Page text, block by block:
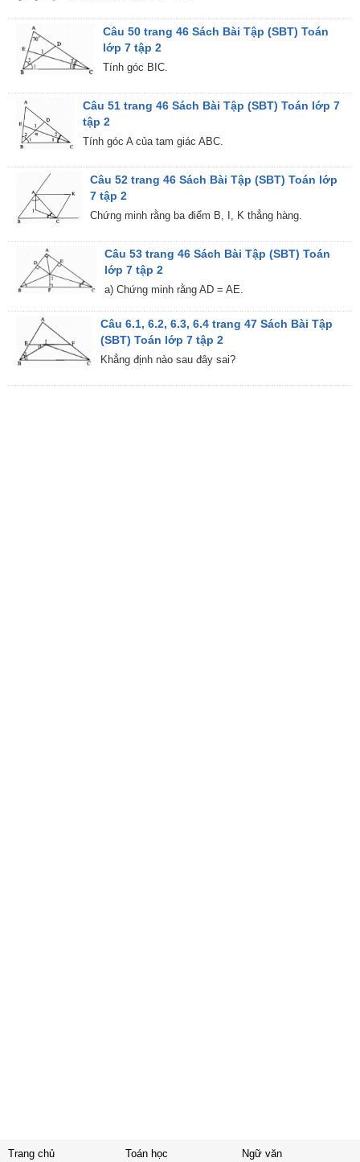
Câu 50 trang 46 Sách Bài Tập (SBT) Toán
lớp 7 tập 2
Tính góc BIC.
Câu 51 trang 46 Sách Bài Tập (SBT) Toán lớp 7
tập 2
Tính góc A của tam giác ABC.
Câu 52 trang 46 Sách Bài Tập (SBT) Toán lớp
7 tập 2
Chứng minh rằng ba điểm B, I, K thẳng hàng.
Câu 53 trang 46 Sách Bài Tập (SBT) Toán
lớp 7 tập 2
a) Chứng minh rằng AD = AE.
Câu 6.1, 6.2, 6.3, 6.4 trang 47 Sách Bài Tập
(SBT) Toán lớp 7 tập 2
Khẳng định nào sau đây sai?
Trang chủ Toán học Ngữ văn